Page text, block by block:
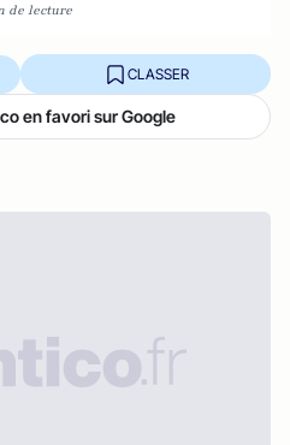
de lecture
CLASSER
en favori sur Google